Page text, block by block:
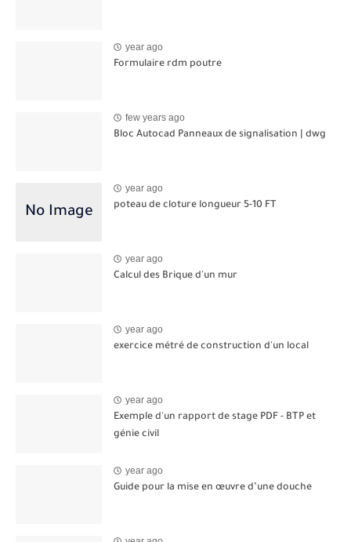
year ago
Formulaire rdm poutre
few years ago
Bloc Autocad Panneaux de signalisation | dwg
year ago
poteau de cloture longueur 5-10 FT
year ago
Calcul des Brique d'un mur
year ago
exercice métré de construction d'un local
year ago
Exemple d'un rapport de stage PDF - BTP et
génie civil
year ago
Guide pour la mise en œuvre d’une douche